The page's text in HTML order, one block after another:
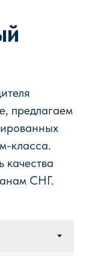
предлагаем
класса.
качества
СНГ.